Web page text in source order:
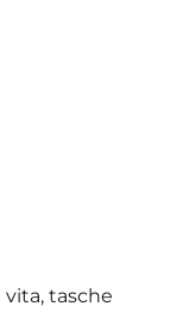
tasche